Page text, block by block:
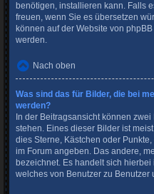
benötigen, installieren kann. Falls
freuen, wenn Sie es übersetzen
können auf der Website von phpBB
werden.
Nach oben
Was sind das für Bilder, die bei
werden?
In der Beitragsansicht können
stehen. Eines dieser Bilder ist
dies Sterne, Kästchen oder
im Forum angeben. Das andere,
bezeichnet. Es handelt sich
welches von Benutzer zu Benutzer